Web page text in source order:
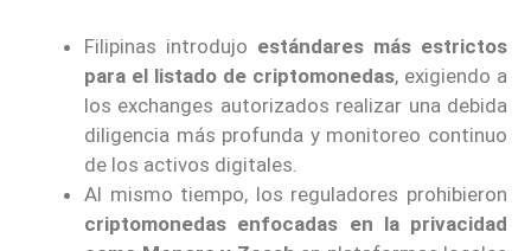
Filipinas introdujo estándares más estrictos
para el listado de criptomonedas, exigiendo a
los exchanges autorizados realizar una debida
diligencia más profunda y monitoreo continuo
de los activos digitales.
Al mismo tiempo, los reguladores prohibieron
criptomonedas enfocadas en la privacidad